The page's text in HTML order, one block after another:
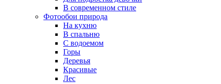
В современном стиле
Фотообои природа
На кухню
В спальню
С водоемом
Горы
Деревья
Красивые
Лес